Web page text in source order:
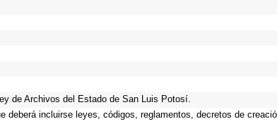
de Archivos del Estado de San Luis Potosí.
incluirse leyes, códigos, reglamentos, decretos de